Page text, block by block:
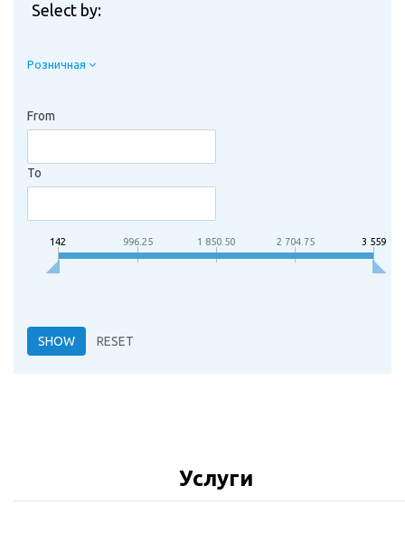
Select by:
Розничная
From
To
142 996.25 1 850.50 2 704.75 3 559
Услуги